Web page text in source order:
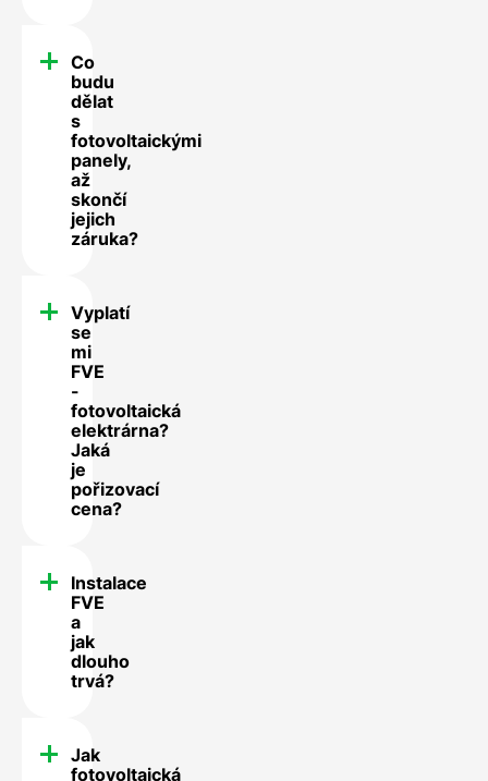
Co
budu
dělat
s
fotovoltaickými
panely,
až
skončí
jejich
záruka?
Vyplatí
se
mi
FVE
-
fotovoltaická
elektrárna?
Jaká
je
pořizovací
cena?
Instalace
FVE
a
jak
dlouho
trvá?
Jak
fotovoltaická